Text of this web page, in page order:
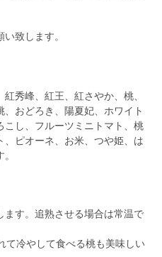
致します。
秀峰、紅王、紅さやか、桃、
おどろき、陽夏妃、ホワイト
こし、フルーツミニトマト、桃
ピオーネ、お米、つや姫、は
す。追熟させる場合は常温で
て冷やして食べる桃も美味しい